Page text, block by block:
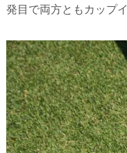
発目で両方ともカップイ